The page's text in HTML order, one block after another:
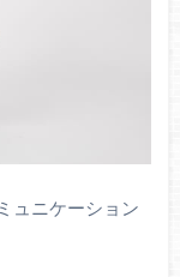
ュニケーション